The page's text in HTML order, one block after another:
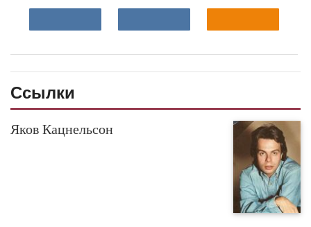
Ссылки
Яков Кацнельсон